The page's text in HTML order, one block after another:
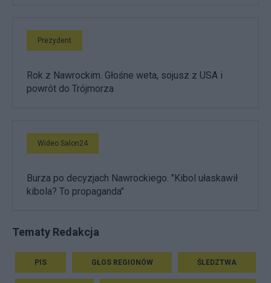
Prezydent
Rok z Nawrockim. Głośne weta, sojusz z USA i
powrót do Trójmorza
Wideo Salon24
Burza po decyzjach Nawrockiego. "Kibol ułaskawił
kibola? To propaganda"
Tematy Redakcja
PIS GŁOS REGIONÓW ŚLEDZTWA